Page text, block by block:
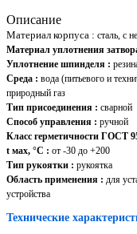
Описание
Материал корпуса : сталь, с
Материал уплотнения
Уплотнение шпинделя :
Среда : вода (питьевого и
природный газ
Тип присоединения : сварной
Способ управления : ручной
Класс герметичности ГОСТ
t мах, °С : от -30 до +200
Тип рукоятки : рукоятка
Область применения : для
устройства
Технические